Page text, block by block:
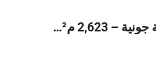
R9-3800 أرض للبيع في عقيبة جونية – 2,623 م²، سكنية، تصنيف 25/75